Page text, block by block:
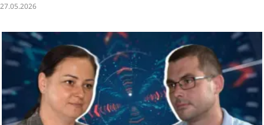
27.05.2026